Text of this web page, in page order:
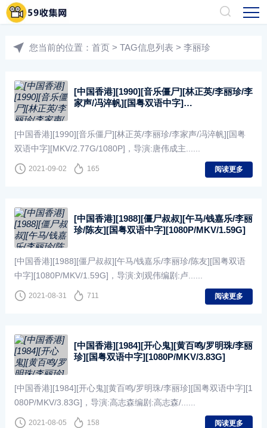
您当前的位置： 首页 > TAG信息列表 > 李丽珍
[中国香港][1990][音乐僵尸][林正英/李丽珍/李
家声/冯淬帆][国粤双语中字]
[中国香港][1990][音乐僵尸][林正英/李丽珍/李家声/冯淬帆][国粤
双语中字][MKV/2.77G/1080P]，导演:唐伟成主......
2021-09-02 165 阅读更多
[中国香港][1988][僵尸叔叔][午马/钱嘉乐/李丽
珍/陈友][国粤双语中字][1080P/MKV/1.59G]
[中国香港][1988][僵尸叔叔][午马/钱嘉乐/李丽珍/陈友][国粤双语
中字][1080P/MKV/1.59G]，导演:刘观伟编剧:卢......
2021-08-31 711 阅读更多
[中国香港][1984][开心鬼][黄百鸣/罗明珠/李丽
珍][国粤双语中字][1080P/MKV/3.83G]
[中国香港][1984][开心鬼][黄百鸣/罗明珠/李丽珍][国粤双语中字][1
080P/MKV/3.83G]，导演:高志森编剧:高志森/......
2021-08-05 158 阅读更多